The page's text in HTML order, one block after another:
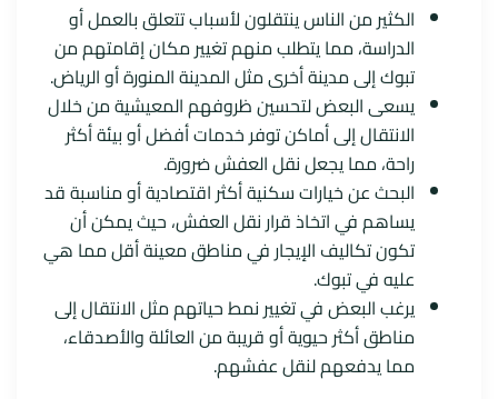
الكثير من الناس ينتقلون لأسباب تتعلق بالعمل أو
الدراسة، مما يتطلب منهم تغيير مكان إقامتهم من
تبوك إلى مدينة أخرى مثل المدينة المنورة أو الرياض.
يسعى البعض لتحسين ظروفهم المعيشية من خلال
الانتقال إلى أماكن توفر خدمات أفضل أو بيئة أكثر
راحة، مما يجعل نقل العفش ضرورة.
البحث عن خيارات سكنية أكثر اقتصادية أو مناسبة قد
يساهم في اتخاذ قرار نقل العفش، حيث يمكن أن
تكون تكاليف الإيجار في مناطق معينة أقل مما هي
عليه في تبوك.
يرغب البعض في تغيير نمط حياتهم مثل الانتقال إلى
مناطق أكثر حيوية أو قريبة من العائلة والأصدقاء،
مما يدفعهم لنقل عفشهم.